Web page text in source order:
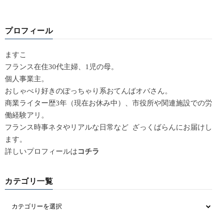
プロフィール
ますこ
フランス在住30代主婦、1児の母。
個人事業主。
おしゃべり好きのぽっちゃり系おてんばオバさん。
商業ライター歴3年（現在お休み中）、市役所や関連施設での労
働経験アリ。
フランス時事ネタやリアルな日常など ざっくばらんにお届けし
ます。
詳しいプロフィールはコチラ
カテゴリ一覧